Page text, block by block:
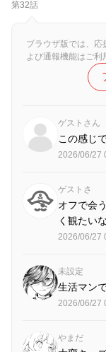
第32話
ブラウザ版では、応
よび通報機能はご利
ゲストさん
この感じ
2026/06/27
ゲストさ
オフで会
く観たい
2026/06/27
未設定
生活マン
2026/06/27
やまだ